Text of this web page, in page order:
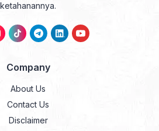
ketahanannya.
Company
About Us
Contact Us
Disclaimer